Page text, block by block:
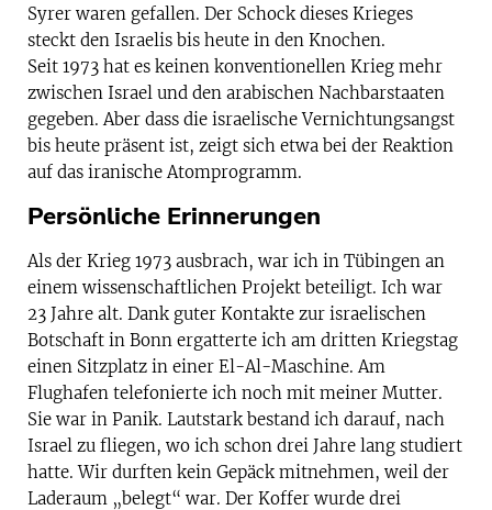
Syrer waren gefallen. Der Schock dieses Krieges
steckt den Israelis bis heute in den Knochen.
Seit 1973 hat es keinen konventionellen Krieg mehr
zwischen Israel und den arabischen Nachbarstaaten
gegeben. Aber dass die israelische Vernichtungsangst
bis heute präsent ist, zeigt sich etwa bei der Reaktion
auf das iranische Atomprogramm.
Persönliche Erinnerungen
Als der Krieg 1973 ausbrach, war ich in Tübingen an
einem wissenschaftlichen Projekt beteiligt. Ich war
23 Jahre alt. Dank guter Kontakte zur israelischen
Botschaft in Bonn ergatterte ich am dritten Kriegstag
einen Sitzplatz in einer El-Al-Maschine. Am
Flughafen telefonierte ich noch mit meiner Mutter.
Sie war in Panik. Lautstark bestand ich darauf, nach
Israel zu fliegen, wo ich schon drei Jahre lang studiert
hatte. Wir durften kein Gepäck mitnehmen, weil der
Laderaum „belegt“ war. Der Koffer wurde drei